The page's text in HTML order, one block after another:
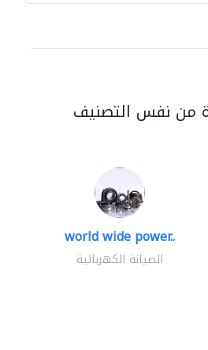
من نفس التصنيف
world wide power..
الصيانة الكهربائية